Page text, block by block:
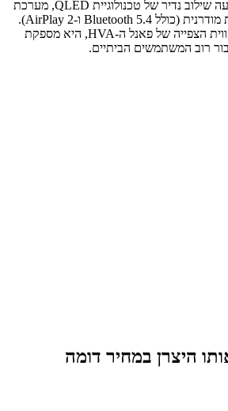
לקרוע את הכיס. היא מציעה שילוב נדיר של טכנולוגיית QLED, מערכת
ההפעלה מצוינת וקישוריות מודרנית (כולל Bluetooth 5.4 ו-AirPlay 2).
למרות מגבלות הבהירות וזווית הצפייה של פאנל ה-HVA, היא מספקת
רוב המשתמשים הביתיים.
היצרן במחיר דומה